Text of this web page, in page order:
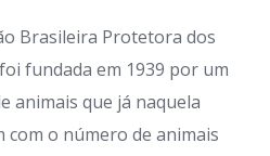
Brasileira Protetora dos
fundada em 1939 por um
animais que já naquela
com o número de animais